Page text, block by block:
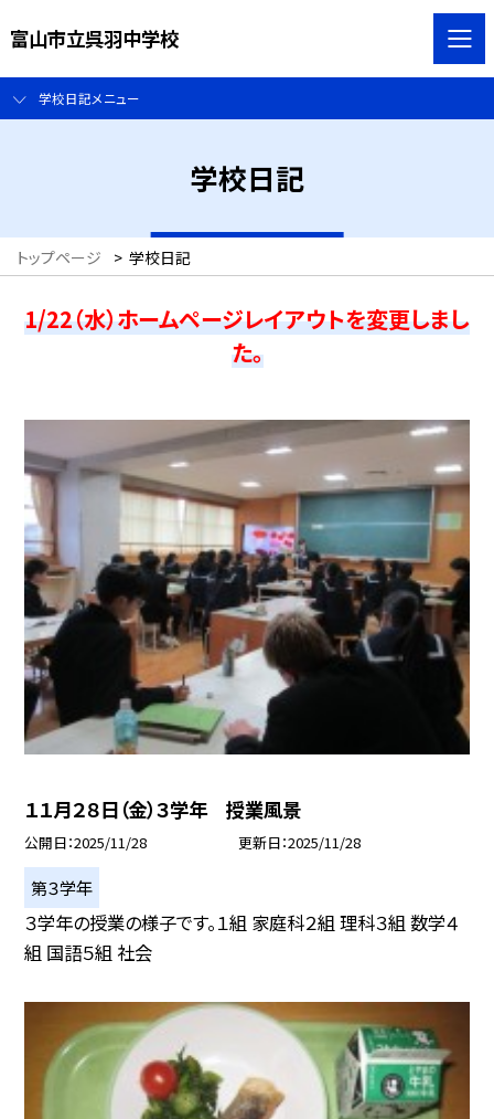
富山市立呉羽中学校
学校日記メニュー
学校日記
トップページ > 学校日記
1/22（水）ホームページレイアウトを変更しまし
た。
１１月２８日（金）３学年 授業風景
公開日 2025/11/28 更新日 2025/11/28
第３学年
３学年の授業の様子です。１組 家庭科２組 理科３組 数学４
組 国語５組 社会